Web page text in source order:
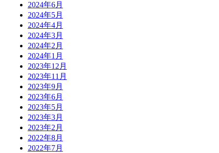
2024年6月
2024年5月
2024年4月
2024年3月
2024年2月
2024年1月
2023年12月
2023年11月
2023年9月
2023年6月
2023年5月
2023年3月
2023年2月
2022年8月
2022年7月